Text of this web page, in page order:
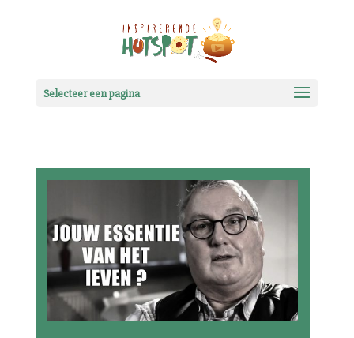
Selecteer een pagina